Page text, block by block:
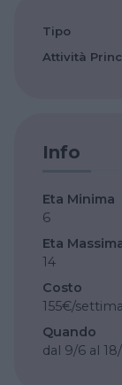
Tipo
Attività
Info
Eta Minima
6
Eta
14
Costo
155€/
Quando
dal 9/6 al